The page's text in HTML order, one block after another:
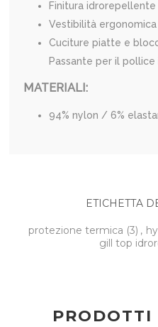
Finitura
Vestibilità
Cuciture piatte e
Passante per il
MATERIALI:
94% nylon / 6%
ETICHETTA
protezione termica (3) ,
gill top
PRODOTTI